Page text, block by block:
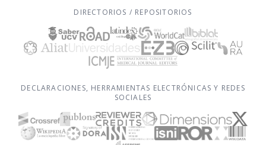
DIRECTORIOS / REPOSITORIOS
DECLARACIONES, HERRAMIENTAS ELECTRÓNICAS Y REDES
SOCIALES